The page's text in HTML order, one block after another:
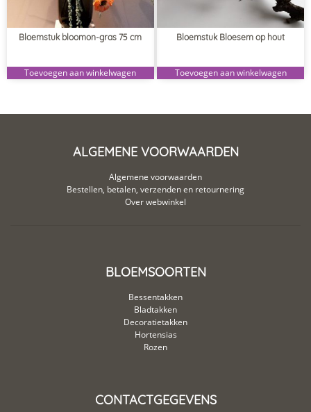
Bloemstuk bloomon-gras 75 cm
Toevoegen aan winkelwagen
Bloemstuk Bloesem op hout
Toevoegen aan winkelwagen
ALGEMENE VOORWAARDEN
Algemene voorwaarden
Bestellen, betalen, verzenden en retournering
Over webwinkel
BLOEMSOORTEN
Bessentakken
Bladtakken
Decoratietakken
Hortensias
Rozen
CONTACTGEGEVENS